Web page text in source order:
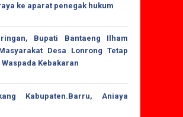
ke aparat penegak hukum
Bupati Bantaeng Ilham
Desa Lonrong Tetap
Kebakaran
Kabupaten.Barru, Aniaya